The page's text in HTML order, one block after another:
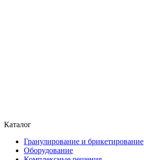
Каталог
Гранулирование и брикетирование
Оборудование